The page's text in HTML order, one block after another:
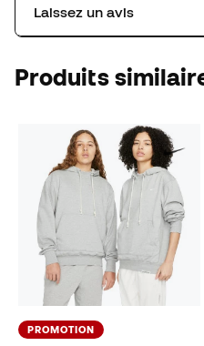
Laissez un avis
Produits
PROMOTION